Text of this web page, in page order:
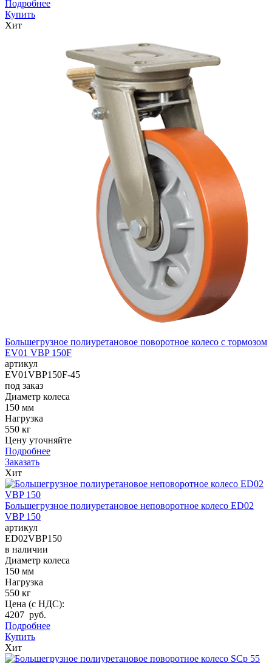
Подробнее
Купить
Хит
Большегрузное полиуретановое поворотное колесо с тормозом
EV01 VBP 150F
артикул
EV01VBP150F-45
под заказ
Диаметр колеса
150 мм
Нагрузка
550 кг
Цену уточняйте
Подробнее
Заказать
Хит
Большегрузное полиуретановое неповоротное колесо ED02
VBP 150
артикул
ED02VBP150
в наличии
Диаметр колеса
150 мм
Нагрузка
550 кг
Цена (с НДС):
4207 руб.
Подробнее
Купить
Хит